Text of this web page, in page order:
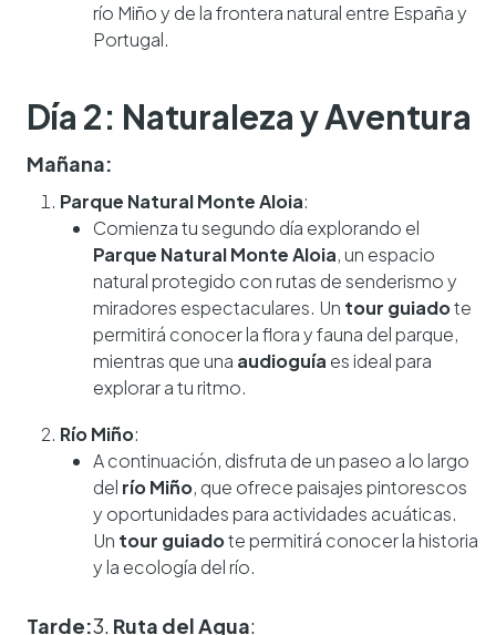
río Miño y de la frontera natural entre España y
Portugal.
Día 2: Naturaleza y Aventura
Mañana:
Parque Natural Monte Aloia:
Comienza tu segundo día explorando el
Parque Natural Monte Aloia, un espacio
natural protegido con rutas de senderismo y
miradores espectaculares. Un tour guiadote
permitirá conocer la flora y fauna del parque,
mientras que una audioguía es ideal para
explorar a tu ritmo.
Río Miño:
A continuación, disfruta de un paseo a lo largo
del río Miño, que ofrece paisajes pintorescos
y oportunidades para actividades acuáticas.
Un tour guiadote permitirá conocer la historia
y la ecología del río.
Tarde:3. Ruta del Agua: